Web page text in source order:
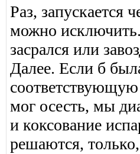
Раз, запускается
можно
засрался или
Далее. Если б
мог осесть, мы
и коксование
решаются,